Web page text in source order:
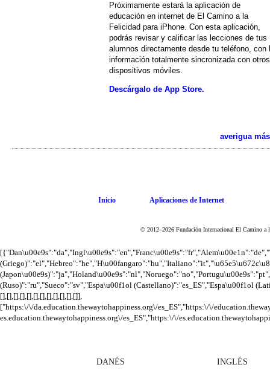
Próximamente estará la aplicación de
educación en internet de El Camino a la
Felicidad para iPhone. Con esta aplicación,
podrás revisar y calificar las lecciones de tus
alumnos directamente desde tu teléfono, con
información totalmente sincronizada con otros
dispositivos móviles.
Descárgalo de App Store.
averigua
Inicio Aplicaciones de Internet
© 2012–2026 Fundación Internacional El Camino a
(Ruso)":"ru","Sueco":"sv","Espa\u00f1ol (Castellano)":"es_ES","Espa\u00f1ol
[],[],[],[],[],[],[],[],[],[],[],[]],
["https:\/\/da.education.thewaytohappiness.org\/es_ES","https:\/\/
es.education.thewaytohappiness.org\/es_ES","https:\/\/
DANÉS INGLÉS